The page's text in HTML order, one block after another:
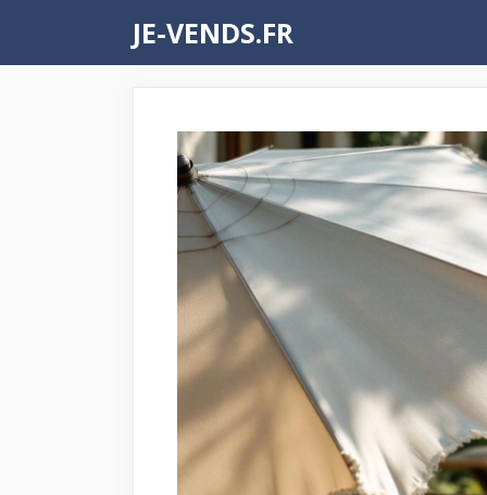
contenu
JE-VENDS.FR